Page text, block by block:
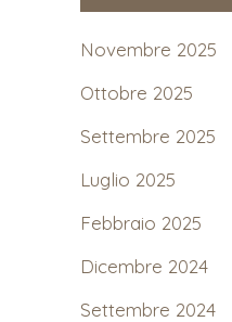
Novembre 2025
Ottobre 2025
Settembre 2025
Luglio 2025
Febbraio 2025
Dicembre 2024
Settembre 2024